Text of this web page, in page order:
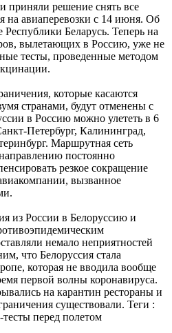
приняли решение снять все
на авиаперевозки с 14 июня. Об
Беларусь. Теперь на
вылетающих в Россию, уже не
тесты, проведенные методом
которые касаются
странами, будут отменены с
в Россию можно улететь в 6
Петербург, Калининград,
Маршрутная сеть
постоянно
резкое сокращение
вызванное
из России в Белоруссию и
немало неприятностей
что Белоруссия стала
которая не вводила вообще
первой волны коронавируса.
на карантин рестораны и
существовали. Теги :
перед полетом